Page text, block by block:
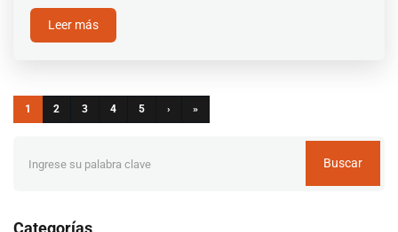
Leer más
1 2 3 4 5 › »
Buscar
Categorías